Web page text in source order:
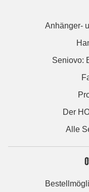
Anhänger-
Seniovo:
Der
Alle